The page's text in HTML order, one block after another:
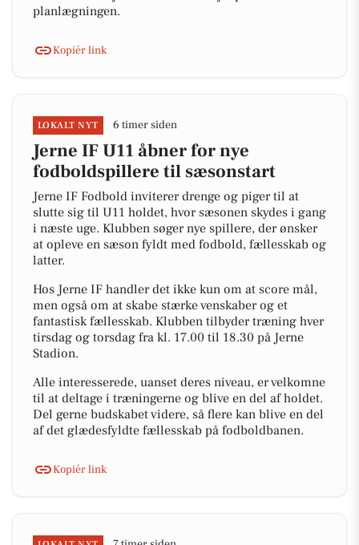
planlægningen.
Kopiér link
LOKALT NYT 6 timer siden
Jerne IF U11 åbner for nye
fodboldspillere til sæsonstart
Jerne IF Fodbold inviterer drenge og piger til at
slutte sig til U11 holdet, hvor sæsonen skydes i gang
i næste uge. Klubben søger nye spillere, der ønsker
at opleve en sæson fyldt med fodbold, fællesskab og
latter.
Hos Jerne IF handler det ikke kun om at score mål,
men også om at skabe stærke venskaber og et
fantastisk fællesskab. Klubben tilbyder træning hver
tirsdag og torsdag fra kl. 17.00 til 18.30 på Jerne
Stadion.
Alle interesserede, uanset deres niveau, er velkomne
til at deltage i træningerne og blive en del af holdet.
Del gerne budskabet videre, så flere kan blive en del
af det glædesfyldte fællesskab på fodboldbanen.
Kopiér link